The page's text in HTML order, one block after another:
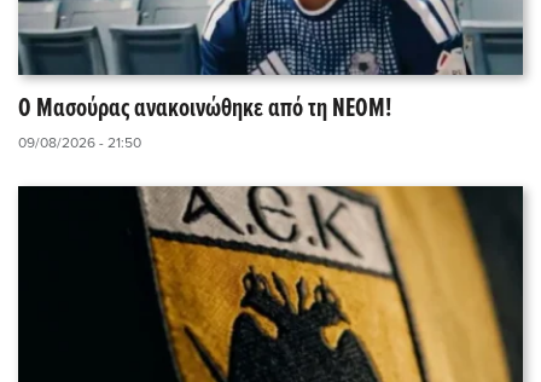
O Μασούρας ανακοινώθηκε από τη ΝΕΟΜ!
09/08/2026 - 21:50